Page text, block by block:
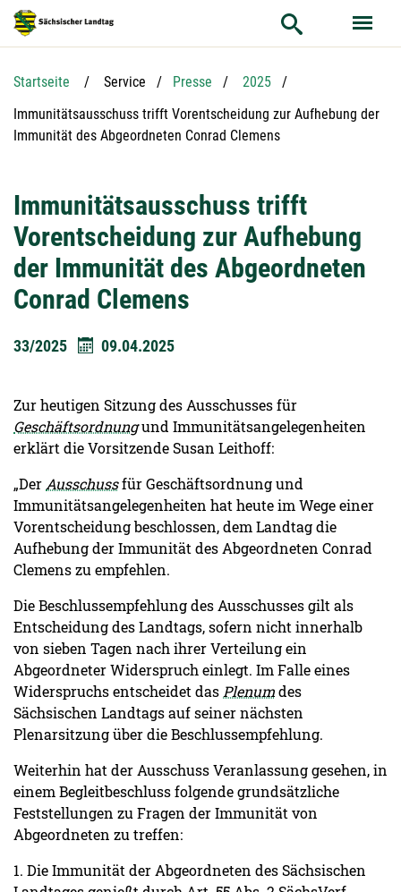
Hauptnavigation
Hauptinhalt
Service
Startseite Service Presse
2025
Aktuelle Seite:
Immunitätsausschuss trifft Vorentscheidung zur Aufhebung der
Immunität des Abgeordneten Conrad Clemens
Immunitätsausschuss trifft
Vorentscheidung zur Aufhebung
der Immunität des Abgeordneten
Conrad Clemens
33/2025 09.04.2025
Zur heutigen Sitzung des Ausschusses für
Geschäftsordnungund Immunitätsangelegenheiten
erklärt die Vorsitzende Susan Leithoff:
„Der Ausschussfür Geschäftsordnung und
Immunitätsangelegenheiten hat heute im Wege einer
Vorentscheidung beschlossen, dem Landtag die
Aufhebung der Immunität des Abgeordneten Conrad
Clemens zu empfehlen.
Die Beschlussempfehlung des Ausschusses gilt als
Entscheidung des Landtags, sofern nicht innerhalb
von sieben Tagen nach ihrer Verteilung ein
Abgeordneter Widerspruch einlegt. Im Falle eines
Widerspruchs entscheidet das Plenumdes
Sächsischen Landtags auf seiner nächsten
Plenarsitzung über die Beschlussempfehlung.
Weiterhin hat der Ausschuss Veranlassung gesehen, in
einem Begleitbeschluss folgende grundsätzliche
Feststellungen zu Fragen der Immunität von
Abgeordneten zu treffen:
1. Die Immunität der Abgeordneten des Sächsischen